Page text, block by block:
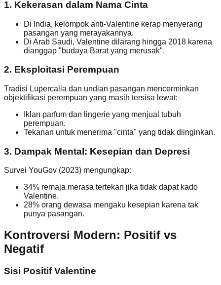
1. Kekerasan dalam Nama Cinta
Di India, kelompok anti-Valentine kerap menyerang
pasangan yang merayakannya.
Di Arab Saudi, Valentine dilarang hingga 2018 karena
dianggap "budaya Barat yang merusak".
2. Eksploitasi Perempuan
Tradisi Lupercalia dan undian pasangan mencerminkan
objektifikasi perempuan yang masih tersisa lewat:
Iklan parfum dan lingerie yang menjual tubuh
perempuan.
Tekanan untuk menerima "cinta" yang tidak diinginkan.
3. Dampak Mental: Kesepian dan Depresi
Survei YouGov (2023) mengungkap:
34% remaja merasa tertekan jika tidak dapat kado
Valentine.
28% orang dewasa mengaku kesepian karena tak
punya pasangan.
Kontroversi Modern: Positif vs
Negatif
Sisi Positif Valentine